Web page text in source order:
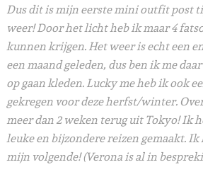
Dus dit is mijn eerste mini outfit post
weer! Door het licht heb ik maar 4
kunnen krijgen. Het weer is echt een
een maand geleden, dus ben ik me
op gaan kleden. Lucky me heb ik ook
gekregen voor deze herfst/winter.
meer dan 2 weken terug uit Tokyo! Ik
leuke en bijzondere reizen gemaakt.
mijn volgende! (Verona is al in